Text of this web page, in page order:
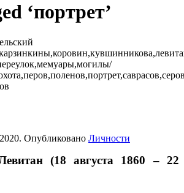
‘портрет’
. Опубликовано Личности
(18 августа 1860 – 22